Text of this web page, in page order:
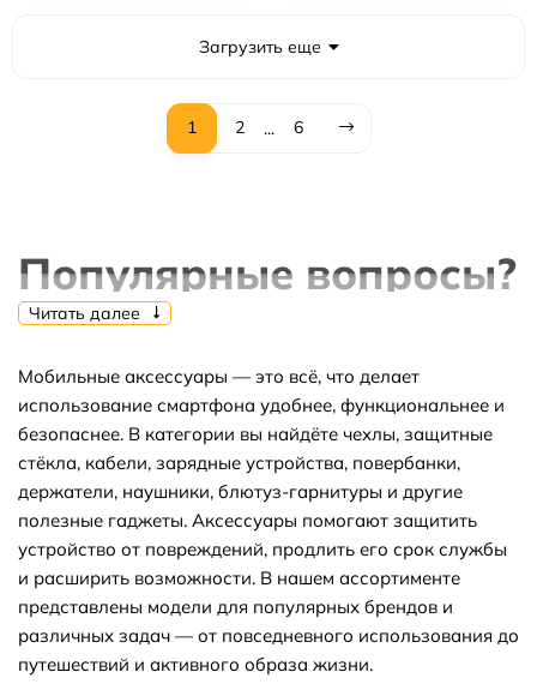
Загрузить еще
1 2 ... 6
Популярные вопросы?
⭐Какие самые популярные товары в
категории аксессуары для смартфонов?
⬇ Какие самые дешёвые товары в
категории аксессуары для смартфонов?
Как получить скидку на товар или заказ?
Читать далее
Мобильные аксессуары — это всё, что делает
использование смартфона удобнее, функциональнее и
безопаснее. В категории вы найдёте чехлы, защитные
стёкла, кабели, зарядные устройства, повербанки,
держатели, наушники, блютуз-гарнитуры и другие
полезные гаджеты. Аксессуары помогают защитить
устройство от повреждений, продлить его срок службы
и расширить возможности. В нашем ассортименте
представлены модели для популярных брендов и
различных задач — от повседневного использования до
путешествий и активного образа жизни.